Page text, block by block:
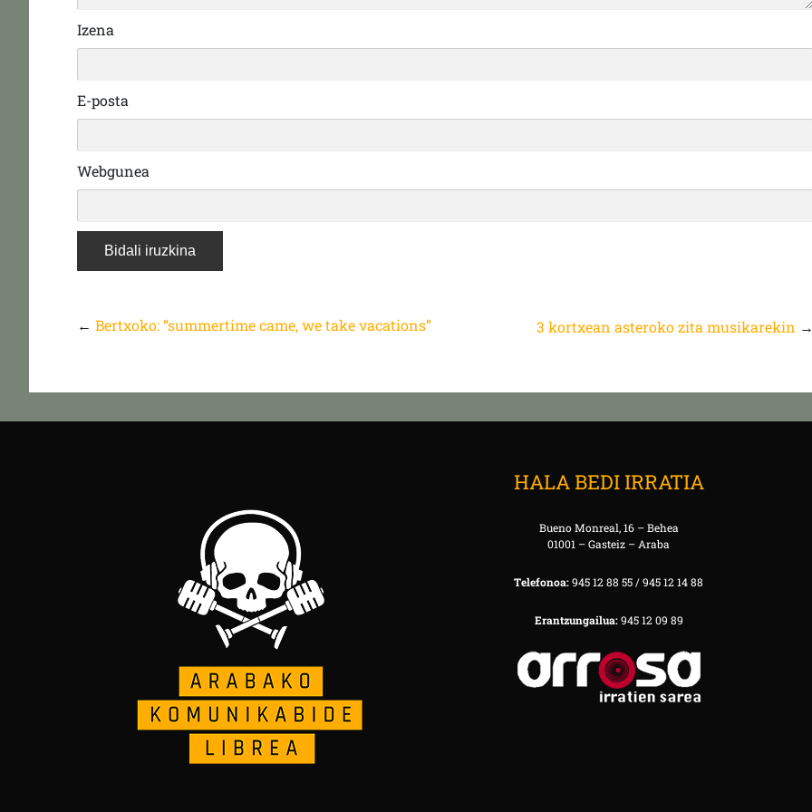
Izena
E-posta
Webgunea
←Bertxoko: “summertime came, we take vacations” 3 kortxean asteroko zita musikarekin
HALA BEDI IRRATIA
Bueno Monreal, 16 – Behea
01001 – Gasteiz – Araba
Telefonoa:945 12 88 55 / 945 12 14 88
Erantzungailua:945 12 09 89